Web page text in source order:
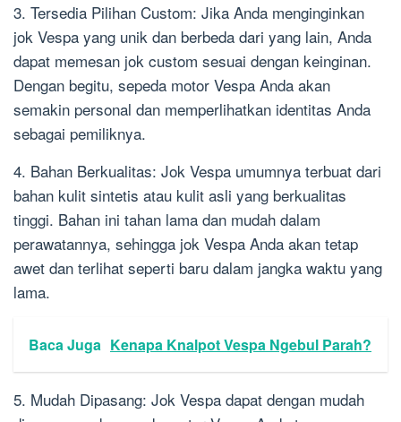
3. Tersedia Pilihan Custom: Jika Anda menginginkan
jok Vespa yang unik dan berbeda dari yang lain, Anda
dapat memesan jok custom sesuai dengan keinginan.
Dengan begitu, sepeda motor Vespa Anda akan
semakin personal dan memperlihatkan identitas Anda
sebagai pemiliknya.
4. Bahan Berkualitas: Jok Vespa umumnya terbuat dari
bahan kulit sintetis atau kulit asli yang berkualitas
tinggi. Bahan ini tahan lama dan mudah dalam
perawatannya, sehingga jok Vespa Anda akan tetap
awet dan terlihat seperti baru dalam jangka waktu yang
lama.
Baca Juga Kenapa Knalpot Vespa Ngebul Parah?
5. Mudah Dipasang: Jok Vespa dapat dengan mudah